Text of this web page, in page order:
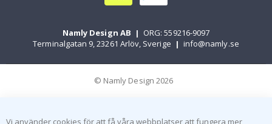
Namly Design AB | ORG: 559216-9097
Terminalgatan 9, 23261 Arlöv, Sverige | info@namly.se
© Namly Design 2026
Vi använder cookies för att få våra webbplatser att fungera mer